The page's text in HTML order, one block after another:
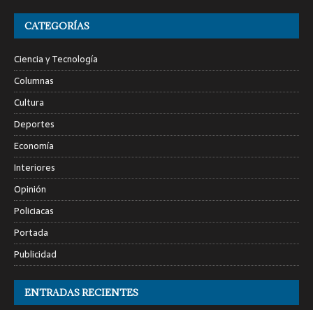
CATEGORÍAS
Ciencia y Tecnología
Columnas
Cultura
Deportes
Economía
Interiores
Opinión
Policiacas
Portada
Publicidad
ENTRADAS RECIENTES